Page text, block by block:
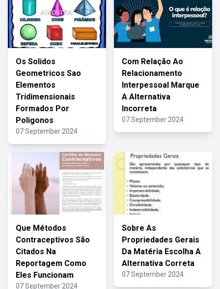
Os Solidos
Geometricos Sao
Elementos
Tridimensionais
Formados Por
Poligonos
07 September 2024
Com Relação Ao
Relacionamento
Interpessoal Marque
A Alternativa
Incorreta
07 September 2024
Que Métodos
Contraceptivos São
Citados Na
Reportagem Como
Eles Funcionam
07 September 2024
Sobre As
Propriedades Gerais
Da Matéria Escolha A
Alternativa Correta
07 September 2024